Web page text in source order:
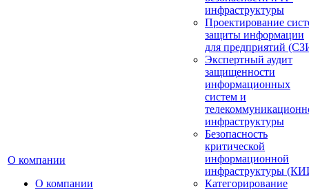
О компании
О компании
инфраструктуры
Проектирование
защиты информации
для предприятий
Экспертный аудит
защищенности
информационных
систем и
инфраструктуры
Безопасность
критической
информационной
инфраструктуры
Категорирование